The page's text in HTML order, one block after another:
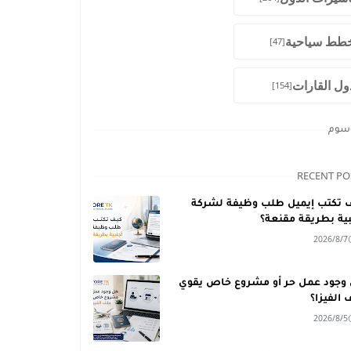
سياحية[47]
القارات[154]
RECENT
تكتب إيميل طلب وظيفة لشركة
بطريقة مقنعة؟
2026/8/7
وجود عمل حر أو مشروع خاص يقوي
الفيزا؟
2026/8/5